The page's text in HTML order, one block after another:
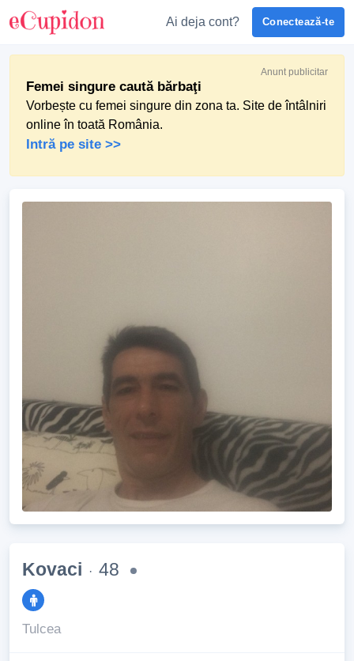
Ai deja cont? Conectează-te
Anunt publicitar
Femei singure caută bărbaţi
Vorbește cu femei singure din zona ta. Site de întâlniri
online în toată România.
Intră pe site >>
Kovaci · 48
Tulcea